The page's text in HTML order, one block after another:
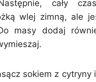
cały
wlej zimną, ale
masy dodaj
sokiem z cytryny